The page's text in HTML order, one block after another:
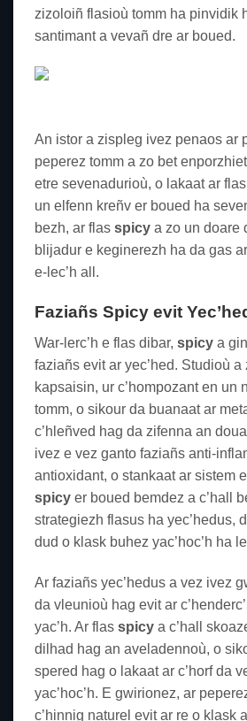
zizoloiñ flasioù tomm ha pinvidik
santimant a vevañ dre ar boued.
An istor a zispleg ivez penaos ar
peperez tomm a zo bet
etre sevenadurioù, o lakaat ar flas
un elfenn kreñv er boued ha
bezh, ar flas spicy a zo un doare
blijadur e keginerezh ha da gas
e-lec’h all.
Faziañs Spicy evit
War-lerc’h e flas dibar, spicy a
faziañs evit ar yec’hed. Studioù
kapsaisin, ur c’hompozant en un
tomm, o sikour da buanaat ar
c’hleñved hag da zifenna an
ivez e vez ganto faziañs anti-
antioxidant, o stankaat ar sistem
spicy er boued bemdez a c’hall
strategiezh flasus ha yec’hedus,
dud o klask buhez yac’hoc’h ha
Ar faziañs yec’hedus a vez ivez
da vleunioù hag evit ar
yac’h. Ar flas spicy a c’hall
dilhad hag an aveladennoù, o
spered hag o lakaat ar c’horf da
yac’hoc’h. E gwirionez, ar
c’hinnig naturel evit ar re o klask